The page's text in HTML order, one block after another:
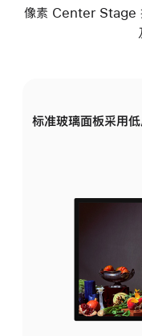
像素 Center Stage
标准玻璃面板采用